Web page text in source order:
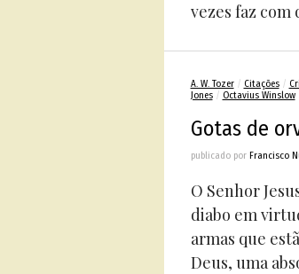
vezes faz com
A. W. Tozer/ Citações/
Jones/ Octavius Winslow
Gotas de
publicado por Francisco
O Senhor
diabo em
armas que
Deus, uma